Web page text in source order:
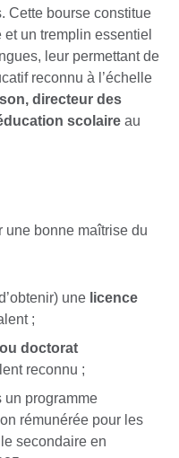
Cette bourse constitue
un tremplin essentiel
leur permettant de
reconnu à l’échelle
directeur des
scolaire au
une bonne maîtrise du
une licence
;
doctorat
reconnu ;
un programme
rémunérée pour les
secondaire en